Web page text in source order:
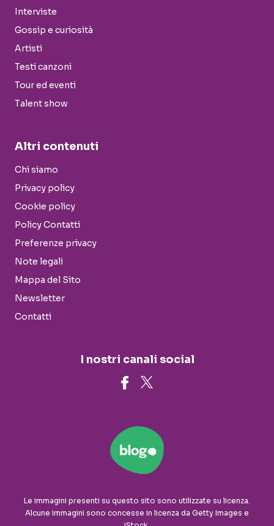
Interviste
Gossip e curiosità
Artisti
Testi canzoni
Tour ed eventi
Talent show
Altri contenuti
Chi siamo
Privacy policy
Cookie policy
Policy Contatti
Preferenze privacy
Note legali
Mappa del Sito
Newsletter
Contatti
I nostri canali social
Le immagini presenti su questo sito sono utilizzate su licenza.
Alcune immagini sono concesse in licenza da Getty Images e